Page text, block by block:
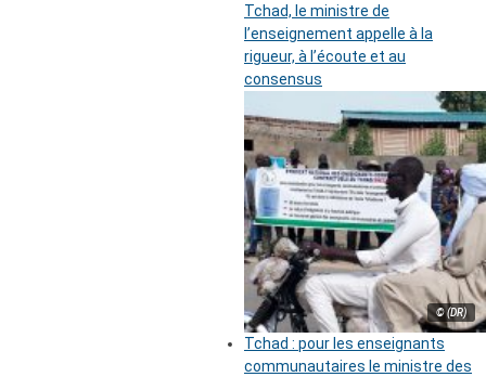
Tchad, le ministre de
l’enseignement appelle à la
rigueur, à l’écoute et au
consensus
© (DR)
Tchad : pour les enseignants
communautaires le ministre des